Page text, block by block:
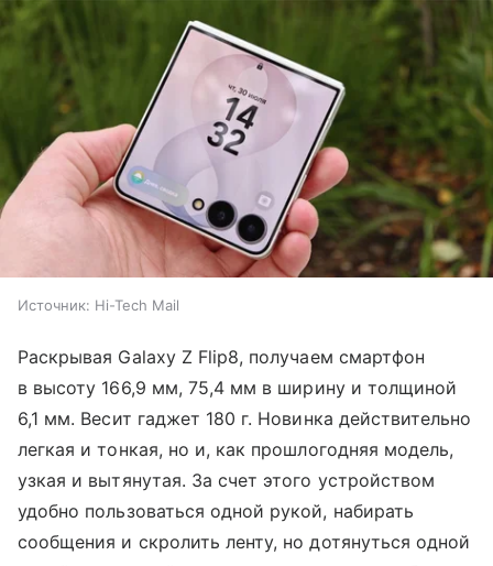
Источник: Hi-Tech Mail
Раскрывая Galaxy Z Flip8, получаем смартфон
в высоту 166,9 мм, 75,4 мм в ширину и толщиной
6,1 мм. Весит гаджет 180 г. Новинка действительно
легкая и тонкая, но и, как прошлогодняя модель,
узкая и вытянутая. За счет этого устройством
удобно пользоваться одной рукой, набирать
сообщения и скролить ленту, но дотянуться одной